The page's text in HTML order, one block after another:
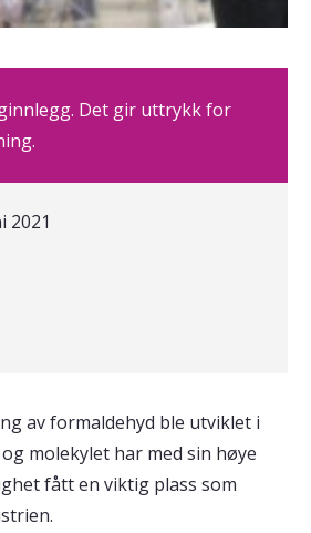
Det gir uttrykk for
2021
av formaldehyd ble utviklet i
molekylet har med sin høye
fått en viktig plass som